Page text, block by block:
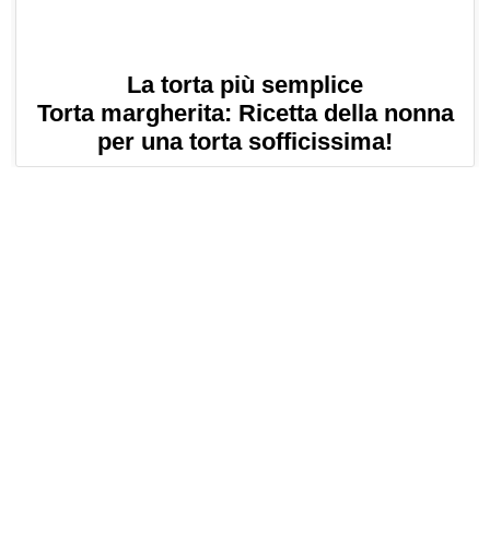
La torta più semplice
Torta margherita: Ricetta della nonna
per una torta sofficissima!